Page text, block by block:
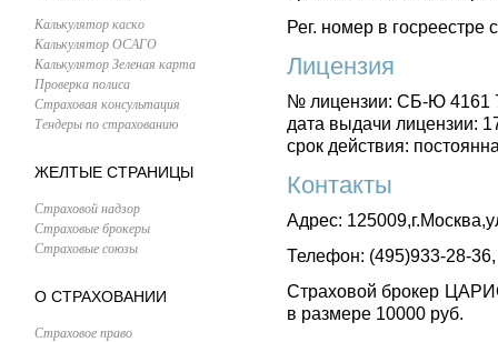
Калькулятор каско
Калькулятор ОСАГО
Калькулятор Зеленая карта
Проверка полиса
Страховая консультация
Тендеры по страхованию
ЖЕЛТЫЕ СТРАНИЦЫ
Страховой надзор
Страховые брокеры
Страховые союзы
О СТРАХОВАНИИ
Страховое право
Рег. номер в госреестре
Лицензия
№ лицензии: СБ-Ю 4161
дата выдачи лицензии:
срок действия:
Контакты
Адрес:
Телефон: (495)933-28-
Страховой брокер
в размере 10000 руб.